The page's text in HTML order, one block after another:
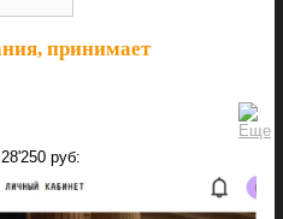
принимает
руб: